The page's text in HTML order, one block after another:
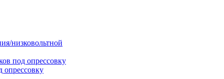
низковольтной
под опрессовку
опрессовку